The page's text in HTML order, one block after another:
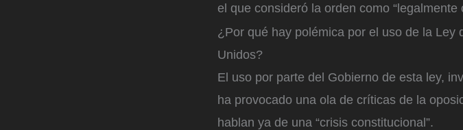
el que consideró la orden como “legalmente
¿Por qué hay polémica por el uso de la Ley
Unidos?
El uso por parte del Gobierno de esta ley,
ha provocado una ola de críticas de la
hablan ya de una “crisis constitucional”.